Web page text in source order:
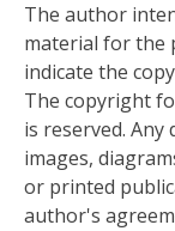
The author
material for the
indicate the
The copyright
is reserved.
images,
or printed
author's